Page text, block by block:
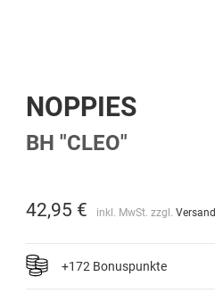
NOPPIES
BH "CLEO"
42,95 € inkl. MwSt. zzgl.Versand
+172 Bonuspunkte